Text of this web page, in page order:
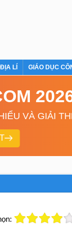
ĐỊA LÍ GIÁO DỤC
VÀ GIẢI